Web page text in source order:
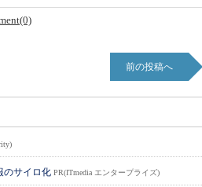
前の投稿へ
のサイロ化 PR(ITmedia エンタープライズ)